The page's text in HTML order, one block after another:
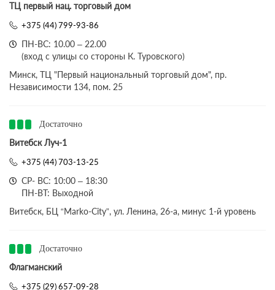
ТЦ первый нац. торговый дом
+375 (44) 799-93-86
ПН-ВС: 10.00 – 22.00
(вход с улицы со стороны К. Туровского)
Минск, ТЦ "Первый национальный торговый дом", пр.
Независимости 134, пом. 25
Достаточно
Витебск Луч-1
+375 (44) 703-13-25
СР- ВС: 10:00 – 18:30
ПН-ВТ: Выходной
Витебск, БЦ “Marko-City”, ул. Ленина, 26-а, минус 1-й уровень
Достаточно
Флагманский
+375 (29) 657-09-28